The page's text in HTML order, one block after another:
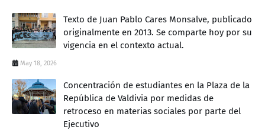
Texto de Juan Pablo Cares Monsalve, publicado
originalmente en 2013. Se comparte hoy por su
vigencia en el contexto actual.
May 18, 2026
Concentración de estudiantes en la Plaza de la
República de Valdivia por medidas de
retroceso en materias sociales por parte del
Ejecutivo